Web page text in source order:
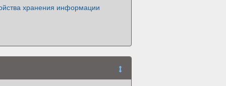
хранения информации